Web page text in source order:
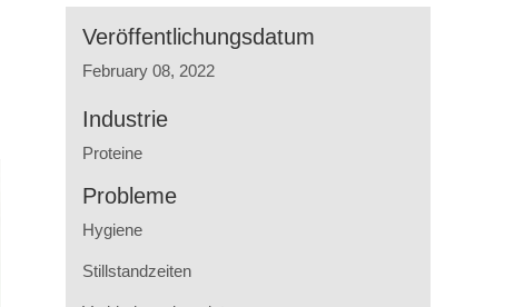
Veröffentlichungsdatum
February 08, 2022
Industrie
Proteine
Probleme
Hygiene
Stillstandzeiten